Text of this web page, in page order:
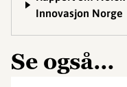
Innovasjon Norge
Se også…